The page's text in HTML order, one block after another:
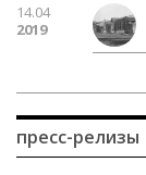
14.04
2019
пресс-релизы